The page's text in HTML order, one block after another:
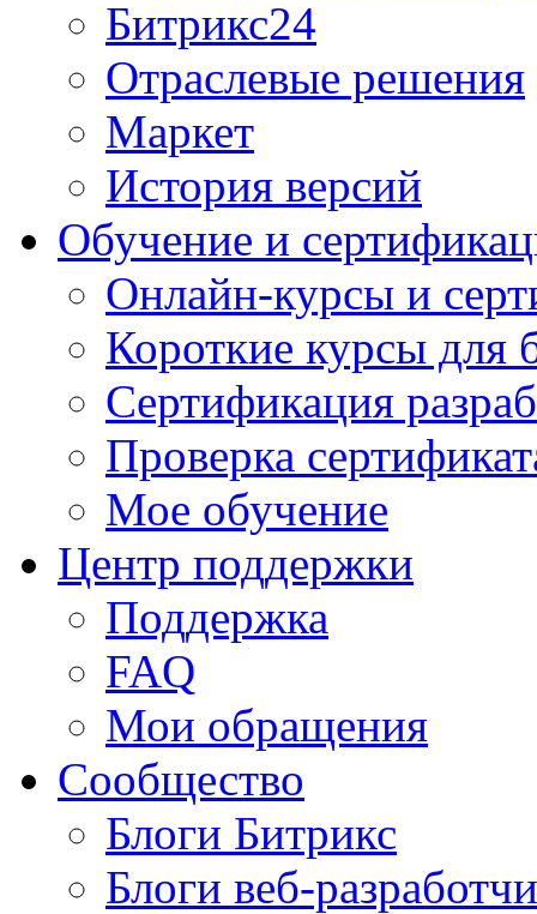
Битрикс24
Отраслевые решения
Маркет
История версий
Обучение и
Онлайн-курсы и
Короткие курсы для
Сертификация
Проверка
Мое обучение
Центр поддержки
Поддержка
FAQ
Мои обращения
Сообщество
Блоги Битрикс
Блоги веб-